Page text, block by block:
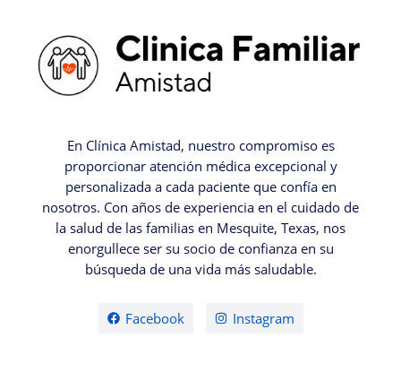
En Clínica Amistad, nuestro compromiso es
proporcionar atención médica excepcional y
personalizada a cada paciente que confía en
nosotros. Con años de experiencia en el cuidado de
la salud de las familias en Mesquite, Texas, nos
enorgullece ser su socio de confianza en su
búsqueda de una vida más saludable.
Facebook Instagram